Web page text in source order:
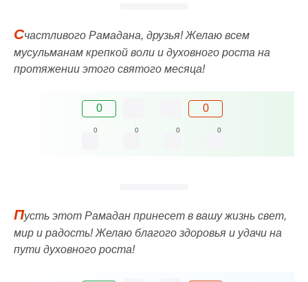
Счастливого Рамадана, друзья! Желаю всем
мусульманам крепкой воли и духовного роста на
протяжении этого святого месяца!
0 0
0 0 0 0
Пусть этот Рамадан принесет в вашу жизнь свет,
мир и радость! Желаю благого здоровья и удачи на
пути духовного роста!